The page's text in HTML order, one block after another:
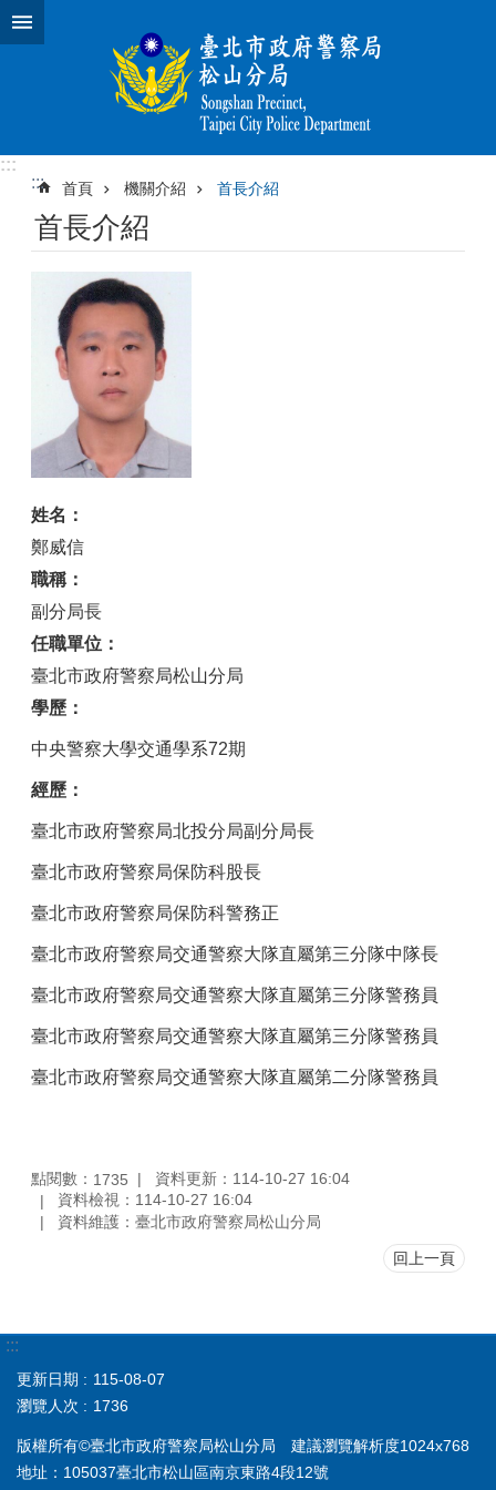
跳到主要內容區塊
:::
:::
首頁 機關介紹 首長介紹
首長介紹
姓名：
鄭威信
職稱：
副分局長
任職單位：
臺北市政府警察局松山分局
學歷：
中央警察大學交通學系72期
經歷：
臺北市政府警察局北投分局副分局長
臺北市政府警察局保防科股長
臺北市政府警察局保防科警務正
臺北市政府警察局交通警察大隊直屬第三分隊中隊長
臺北市政府警察局交通警察大隊直屬第三分隊警務員
臺北市政府警察局交通警察大隊直屬第三分隊警務員
臺北市政府警察局交通警察大隊直屬第二分隊警務員
點閱數： 1735
資料更新：114-10-27 16:04
資料檢視：114-10-27 16:04
資料維護：臺北市政府警察局松山分局
回上一頁
:::
更新日期
115-08-07
瀏覽人次
1736
版權所有©臺北市政府警察局松山分局 建議瀏覽解析度1024x768
地址：105037臺北市松山區南京東路4段12號